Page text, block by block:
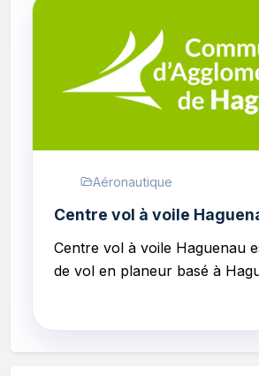
Aéronautique
Centre vol à voile
Centre vol à voile Haguenau
de vol en planeur basé à